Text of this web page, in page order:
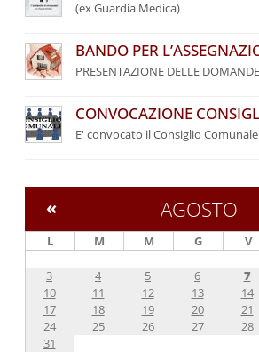
(ex Guardia Medica)
E' convocato il Consiglio Comunale
AGOSTO
«
L M M G V
3
4 5 6 7
10
11 12 13 14
17
18 19 20 21
24
25 26 27 28
31